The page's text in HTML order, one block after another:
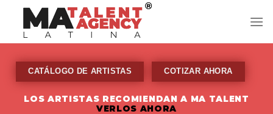
content
CATÁLOGO DE ARTISTAS COTIZAR AHORA
LOS ARTISTAS RECOMIENDAN A MA TALENT
VERLOS AHORA